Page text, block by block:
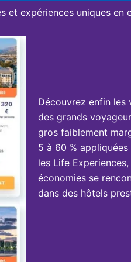
et expériences uniques en
Découvrez enfin les
des grands
gros faiblement
5 à 60 %
les Life
économies se
dans des hôtels